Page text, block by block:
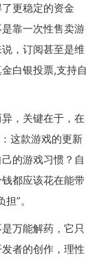
更稳定的资金
靠一次性售卖游
，订阅甚至是维
白银投票,支持自
，关键在于，在
这款游戏的更新
的游戏习惯？自
都应该花在能带
”。
万能解药，它只
者的创作，理性